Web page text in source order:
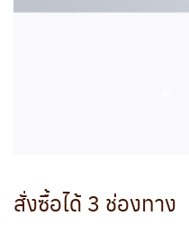
สั่งซื้อได้ 3 ช่องทาง